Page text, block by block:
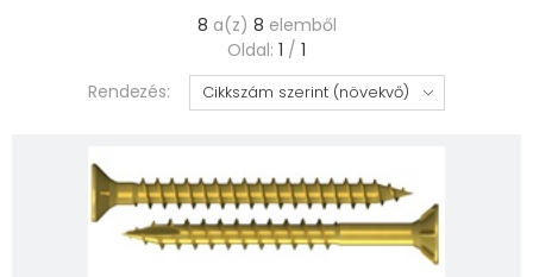
8 a(z) 8 elemből
Oldal: 1 / 1
Rendezés: